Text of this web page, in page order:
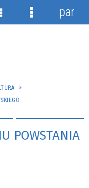
POWSTANIA
Menu
panel